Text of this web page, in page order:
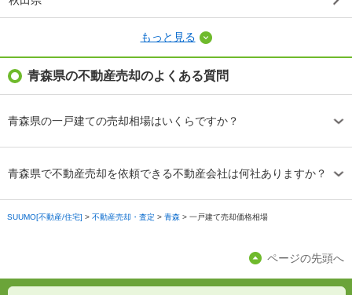
もっと見る
青森県の不動産売却のよくある質問
青森県の一戸建ての売却相場はいくらですか？
青森県で不動産売却を依頼できる不動産会社は何社ありますか？
SUUMO[不動産/住宅] > 不動産売却・査定 > 青森 > 一戸建て売却価格相場
ページの先頭へ